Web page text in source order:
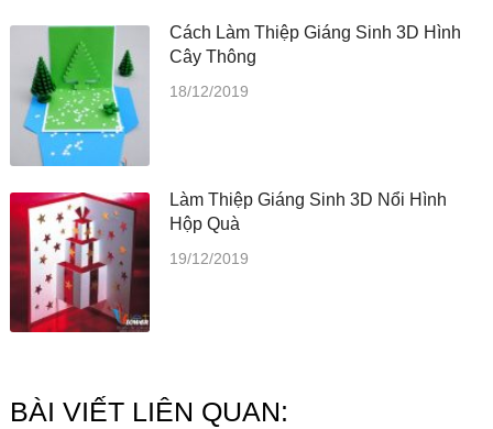
Cách Làm Thiệp Giáng Sinh 3D Hình
Cây Thông
18/12/2019
Làm Thiệp Giáng Sinh 3D Nổi Hình
Hộp Quà
19/12/2019
BÀI VIẾT LIÊN QUAN: